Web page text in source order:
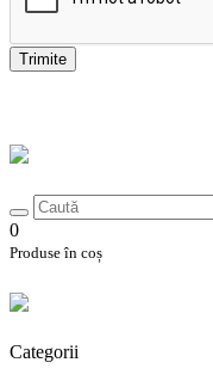
Trimite
0
Produse în coș
Categorii